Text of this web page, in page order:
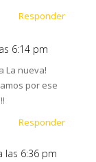
Responder
6:14 pm
La nueva!
por ese
Responder
las 6:36 pm